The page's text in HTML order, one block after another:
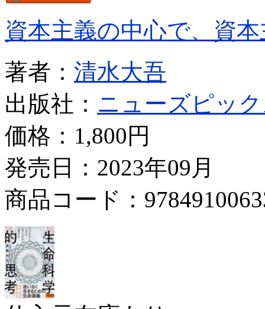
資本主義の中心で、資
著者： 清水大吾
出版社： ニューズピッ
価格： 1,800円
発売日：2023年09月
商品コード：